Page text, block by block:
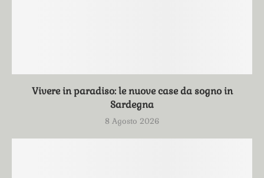
Vivere in paradiso: le nuove case da sogno in
Sardegna
8 Agosto 2026